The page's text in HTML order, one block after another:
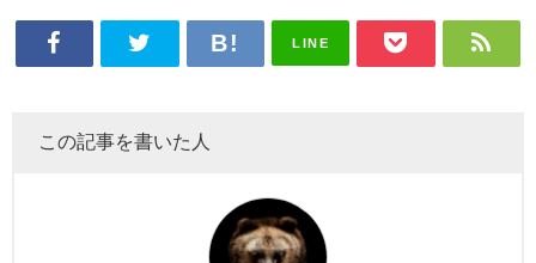
LINE
この記事を書いた人